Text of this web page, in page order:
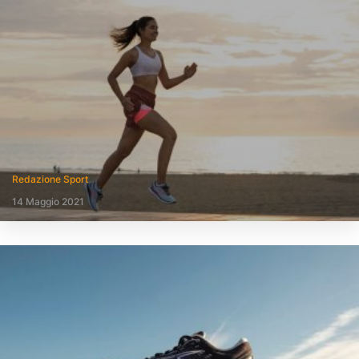
Redazione Sport
14 Maggio 2021